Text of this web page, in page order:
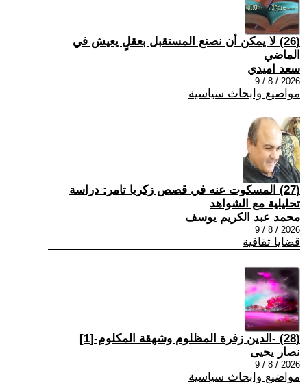
(26) لا يمكن أن نصنع المستقبل بعقلٍ يعيش في
الماضي
سعد اميدي
2026 / 8 / 9
مواضيع وابحاث سياسية
(27) المسكوت عنه في قصص زكريا تامر: دراسة
تحليلية مع الشواهد
محمد عبد الكريم يوسف
2026 / 8 / 9
قضايا ثقافية
(28) -الدين زفرة المظلوم وشهقة المكلوم-[1]
نصار يحيى
2026 / 8 / 9
مواضيع وابحاث سياسية